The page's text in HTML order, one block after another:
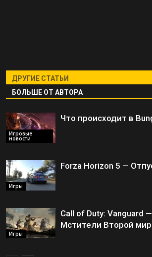
ДРУГИЕ СТАТЬИ
БОЛЬШЕ ОТ АВТОРА
Игровые
новости
Что происходит в
Игры
Forza Horizon 5 —
Игры
Call of Duty: Vanguard
Мстители Второй